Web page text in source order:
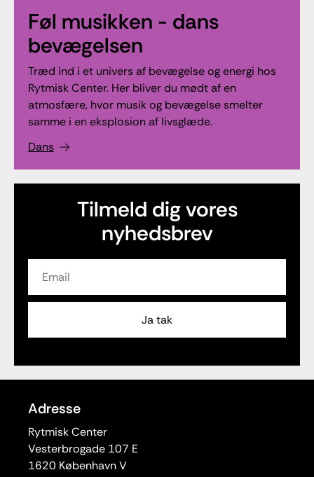
Føl musikken - dans
bevægelsen
Træd ind i et univers af bevægelse og energi hos
Rytmisk Center. Her bliver du mødt af en
atmosfære, hvor musik og bevægelse smelter
samme i en eksplosion af livsglæde.
Dans
Tilmeld dig vores
nyhedsbrev
Adresse
Rytmisk Center
Vesterbrogade 107 E
1620 København V